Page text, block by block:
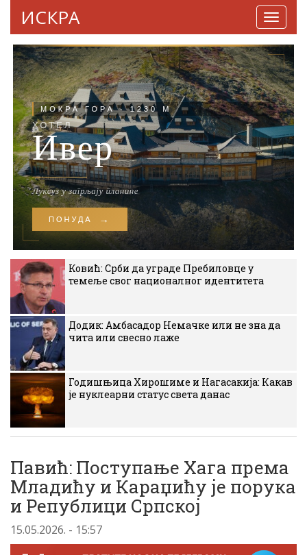
ИСКРА
Ковић: Срби да уграде Пребиловце у
темеље свог националног идентитета
Додик: Амбасадор Немачке или не зна да
чита или свесно лаже
Годишњица Хирошиме и Нагасакија: Какав
је нуклеарни статус света данас
Павић: Поступање Хага према
Младићу и Караџићу је порука
и Републици Српској
15.05.2026. - 15:57